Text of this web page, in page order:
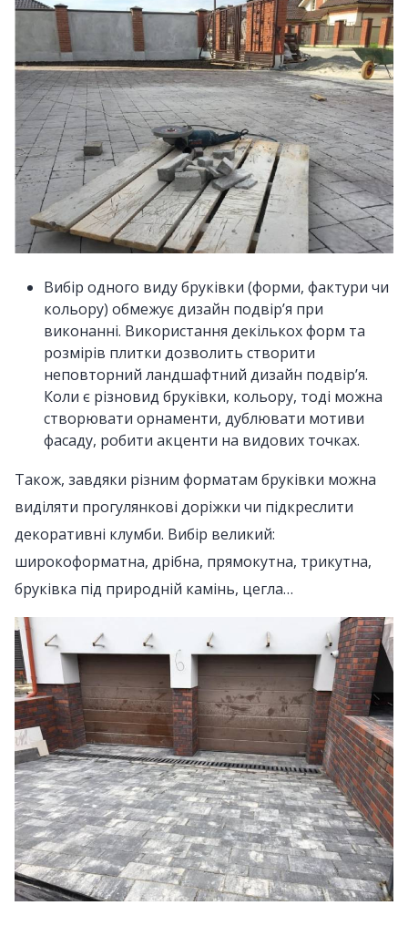
Вибір одного виду бруківки (форми, фактури чи
кольору) обмежує дизайн подвір’я при
виконанні. Використання декількох форм та
розмірів плитки дозволить створити
неповторний ландшафтний дизайн подвір’я.
Коли є різновид бруківки, кольору, тоді можна
створювати орнаменти, дублювати мотиви
фасаду, робити акценти на видових точках.
Також, завдяки різним форматам бруківки можна
виділяти прогулянкові доріжки чи підкреслити
декоративні клумби. Вибір великий:
широкоформатна, дрібна, прямокутна, трикутна,
бруківка під природній камінь, цегла…